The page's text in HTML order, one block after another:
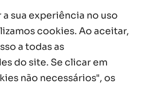
a sua experiência no uso
cookies. Ao aceitar,
a todas as
do site. Se clicar em
não necessários", os
e voluntários participam do
celebram perseverança e
em encontro